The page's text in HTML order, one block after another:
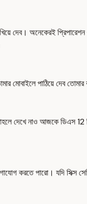
দেব। অনেকেরই
মোবাইলে পাঠিয়ে দেব
দেখে নাও আজকে ডিএস 12
করতে পারো। যদি সিক্স